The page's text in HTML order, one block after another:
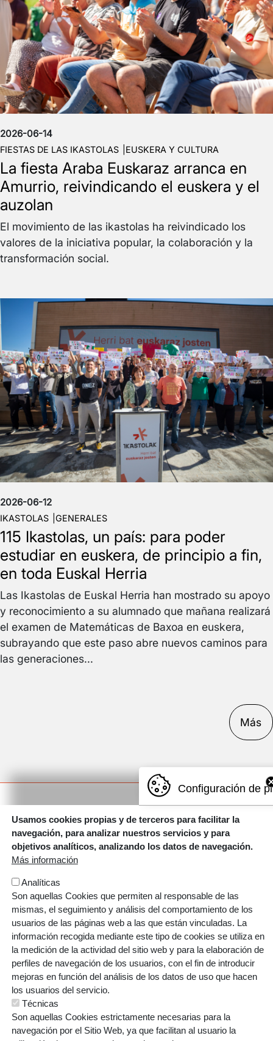
2026-06-14
FIESTAS DE LAS IKASTOLAS EUSKERA Y CULTURA
La fiesta Araba Euskaraz arranca en
Amurrio, reivindicando el euskera y el
auzolan
El movimiento de las ikastolas ha reivindicado los
valores de la iniciativa popular, la colaboración y la
transformación social.
Irudia
2026-06-12
IKASTOLAS GENERALES
115 Ikastolas, un país: para poder
estudiar en euskera, de principio a fin,
en toda Euskal Herria
Las Ikastolas de Euskal Herria han mostrado su apoyo
y reconocimiento a su alumnado que mañana realizará
el examen de Matemáticas de Baxoa en euskera,
subrayando que este paso abre nuevos caminos para
las generaciones...
Más
Errotazar bidea, 126
20018 Donostia
943 445 108
ikastolak.eus
Contacto Denuncias
Poctefa
TESTU-LEGALAK
Política de cookies
Configuración de
Usamos cookies propias y de terceros para facilitar la
navegación, para analizar nuestros servicios y para
objetivos analíticos, analizando los datos de navegación.
Más información
Analíticas
Son aquellas Cookies que permiten al responsable de las
mismas, el seguimiento y análisis del comportamiento de los
usuarios de las páginas web a las que están vinculadas. La
información recogida mediante este tipo de cookies se utiliza en
la medición de la actividad del sitio web y para la elaboración de
perfiles de navegación de los usuarios, con el fin de introducir
mejoras en función del análisis de los datos de uso que hacen
los usuarios del servicio.
Técnicas
Son aquellas Cookies estrictamente necesarias para la
navegación por el Sitio Web, ya que facilitan al usuario la